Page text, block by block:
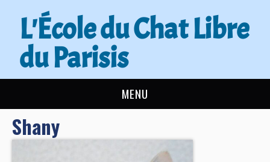
L'École du Chat Libre
du Parisis
MENU
L’ÉCOLE DU CHAT
Shany